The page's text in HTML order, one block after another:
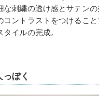
刺繍の透け感とサテン
ントラストをつけるこ
イルの完成。
ぽく